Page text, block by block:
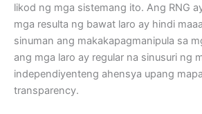
likod ng mga sistemang ito. Ang RNG
mga resulta ng bawat laro ay hindi
sinuman ang makakapagmanipula sa
ang mga laro ay regular na sinusuri ng
independiyenteng ahensya upang
transparency.